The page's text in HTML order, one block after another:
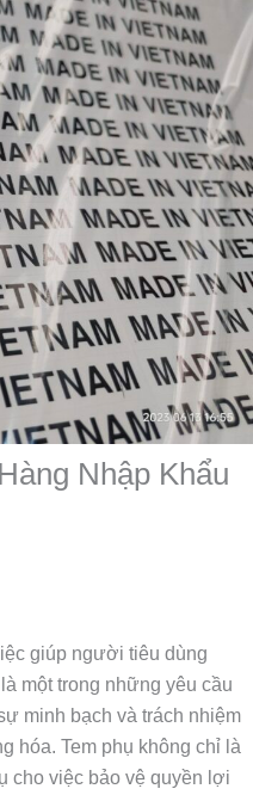
Nhập Khẩu
giúp người tiêu dùng
một trong những yêu cầu
minh bạch và trách nhiệm
hóa. Tem phụ không chỉ là
cho việc bảo vệ quyền lợi